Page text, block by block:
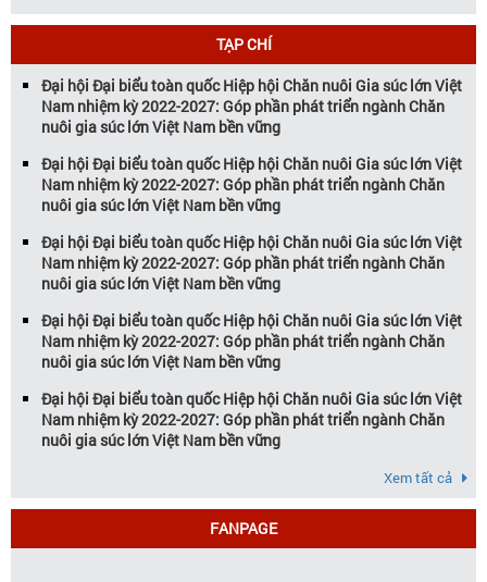
ngày 21 – 23 […]
TẠP CHÍ
Đại hội Đại biểu toàn quốc Hiệp hội Chăn nuôi Gia súc lớn Việt
Nam nhiệm kỳ 2022-2027: Góp phần phát triển ngành Chăn
nuôi gia súc lớn Việt Nam bền vững
Đại hội Đại biểu toàn quốc Hiệp hội Chăn nuôi Gia súc lớn Việt
Nam nhiệm kỳ 2022-2027: Góp phần phát triển ngành Chăn
nuôi gia súc lớn Việt Nam bền vững
Đại hội Đại biểu toàn quốc Hiệp hội Chăn nuôi Gia súc lớn Việt
Nam nhiệm kỳ 2022-2027: Góp phần phát triển ngành Chăn
nuôi gia súc lớn Việt Nam bền vững
Đại hội Đại biểu toàn quốc Hiệp hội Chăn nuôi Gia súc lớn Việt
Nam nhiệm kỳ 2022-2027: Góp phần phát triển ngành Chăn
nuôi gia súc lớn Việt Nam bền vững
Đại hội Đại biểu toàn quốc Hiệp hội Chăn nuôi Gia súc lớn Việt
Nam nhiệm kỳ 2022-2027: Góp phần phát triển ngành Chăn
nuôi gia súc lớn Việt Nam bền vững
Xem tất cả
FANPAGE